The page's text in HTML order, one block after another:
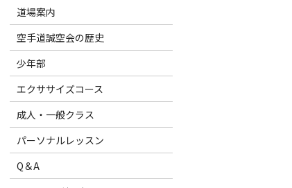
道場案内
空手道誠空会の歴史
少年部
エクササイズコース
成人・一般クラス
パーソナルレッスン
Q＆A